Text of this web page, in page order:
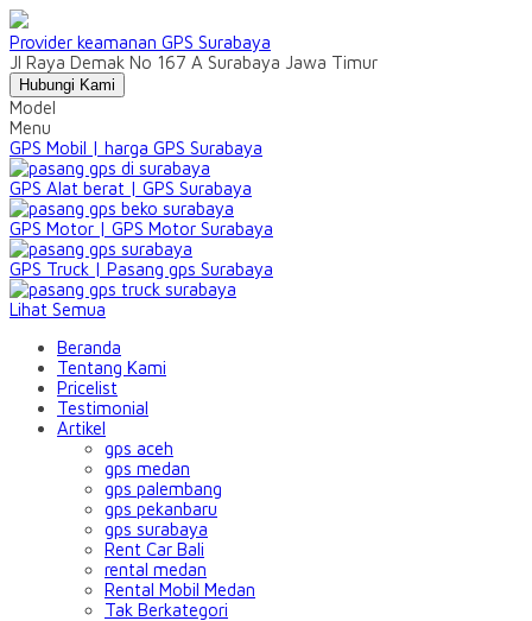
Provider keamanan GPS Surabaya
Jl Raya Demak No 167 A Surabaya Jawa Timur
Hubungi Kami
Model
Menu
GPS Mobil | harga GPS Surabaya
GPS Alat berat | GPS Surabaya
GPS Motor | GPS Motor Surabaya
GPS Truck | Pasang gps Surabaya
Lihat Semua
Beranda
Tentang Kami
Pricelist
Testimonial
Artikel
gps aceh
gps medan
gps palembang
gps pekanbaru
gps surabaya
Rent Car Bali
rental medan
Rental Mobil Medan
Tak Berkategori